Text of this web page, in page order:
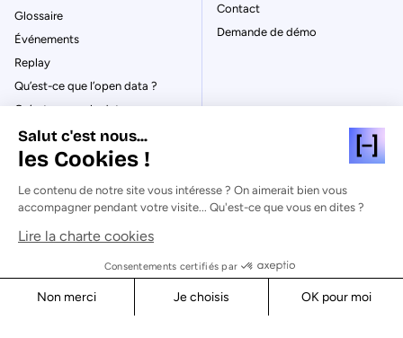
Glossaire
Événements
Replay
Qu’est-ce que l’open data ?
Qu’est-ce que le data
La gouvernance des données
Qu’est-ce qu’un data catalog ?
Contact
Demande de démo
Politique de Confidentialité
Salut c'est nous...
les Cookies !
Le contenu de notre site vous intéresse ? On aimerait bien vous
accompagner pendant votre visite... Qu'est-ce que vous en dites ?
Lire la charte cookies
Consentements certifiés par
Non merci Je choisis
OK pour moi